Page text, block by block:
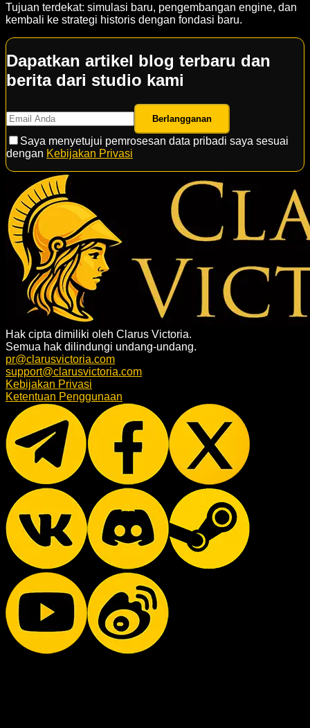
Tujuan terdekat: simulasi baru, pengembangan engine, dan
kembali ke strategi historis dengan fondasi baru.
Dapatkan artikel blog terbaru dan
berita dari studio kami
Berlangganan
Saya menyetujui pemrosesan data pribadi saya sesuai
dengan Kebijakan Privasi
Hak cipta dimiliki oleh Clarus Victoria.
Semua hak dilindungi undang-undang.
pr@clarusvictoria.com
support@clarusvictoria.com
Kebijakan Privasi
Ketentuan Penggunaan